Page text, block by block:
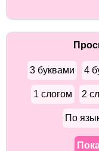
3 буквами 4
1 слогом 2
По